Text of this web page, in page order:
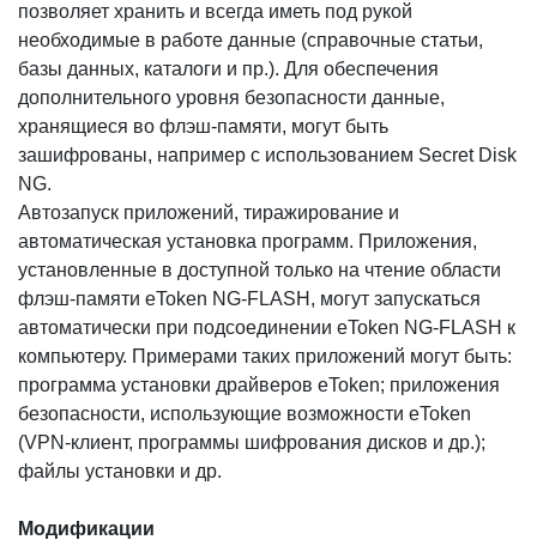
позволяет хранить и всегда иметь под рукой
необходимые в работе данные (справочные статьи,
базы данных, каталоги и пр.). Для обеспечения
дополнительного уровня безопасности данные,
хранящиеся во флэш-памяти, могут быть
зашифрованы, например с использованием Secret Disk
NG.
Автозапуск приложений, тиражирование и
автоматическая установка программ. Приложения,
установленные в доступной только на чтение области
флэш-памяти eToken NG-FLASH, могут запускаться
автоматически при подсоединении eToken NG-FLASH к
компьютеру. Примерами таких приложений могут быть:
программа установки драйверов eToken; приложения
безопасности, использующие возможности eToken
(VPN-клиент, программы шифрования дисков и др.);
файлы установки и др.
Модификации